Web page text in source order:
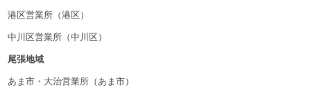
港区営業所（港区）
中川区営業所（中川区）
尾張地域
あま市・大治営業所（あま市）